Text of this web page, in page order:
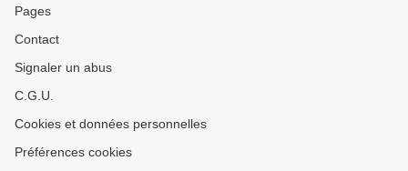
Pages
Contact
Signaler un abus
C.G.U.
Cookies et données personnelles
Préférences cookies